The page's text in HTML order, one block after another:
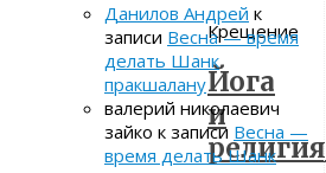
Крещение
Йога
и
религия
Данилов Андрей к
записи Весна — время
делать Шанк
пракшалану
валерий николаевич
зайко к записи Весна —
время делать Шанк